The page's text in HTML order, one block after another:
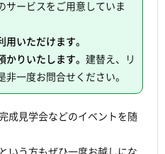
サービスをご用意していま
いただけます。
りいたします。 建替え、リ
非一度お問合せください。
成見学会などのイベントを随
いう方もぜひ一度お越しにな